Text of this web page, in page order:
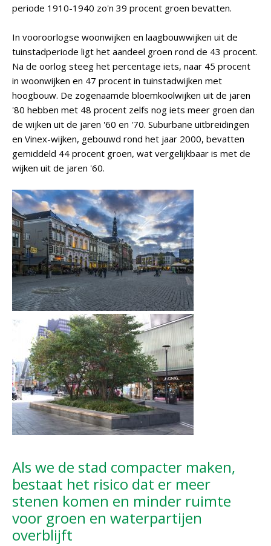
periode 1910-1940 zo'n 39 procent groen bevatten.
In vooroorlogse woonwijken en laagbouwwijken uit de
tuinstadperiode ligt het aandeel groen rond de 43 procent.
Na de oorlog steeg het percentage iets, naar 45 procent
in woonwijken en 47 procent in tuinstadwijken met
hoogbouw. De zogenaamde bloemkoolwijken uit de jaren
'80 hebben met 48 procent zelfs nog iets meer groen dan
de wijken uit de jaren '60 en '70. Suburbane uitbreidingen
en Vinex-wijken, gebouwd rond het jaar 2000, bevatten
gemiddeld 44 procent groen, wat vergelijkbaar is met de
wijken uit de jaren '60.
Als we de stad compacter maken,
bestaat het risico dat er meer
stenen komen en minder ruimte
voor groen en waterpartijen
overblijft